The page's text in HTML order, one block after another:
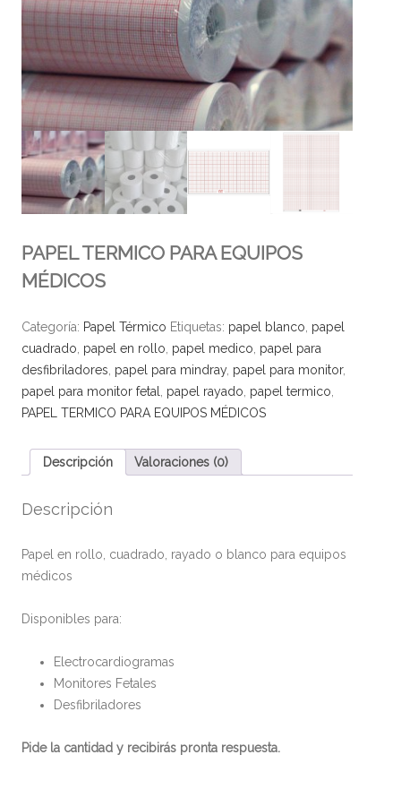
PAPEL TERMICO PARA EQUIPOS
MÉDICOS
Categoría: Papel Térmico Etiquetas: papel blanco papel
cuadrado papel en rollo papel medico papel para
desfibriladores papel para mindray, papel para monitor,
papel para monitor fetal
papel rayado papel termico
PAPEL TERMICO PARA EQUIPOS MÉDICOS
Descripción Valoraciones (0)
Descripción
Papel en rollo, cuadrado, rayado o blanco para equipos
médicos
Disponibles para:
Electrocardiogramas
Monitores Fetales
Desfibriladores
Pide la cantidad y recibirás pronta respuesta.